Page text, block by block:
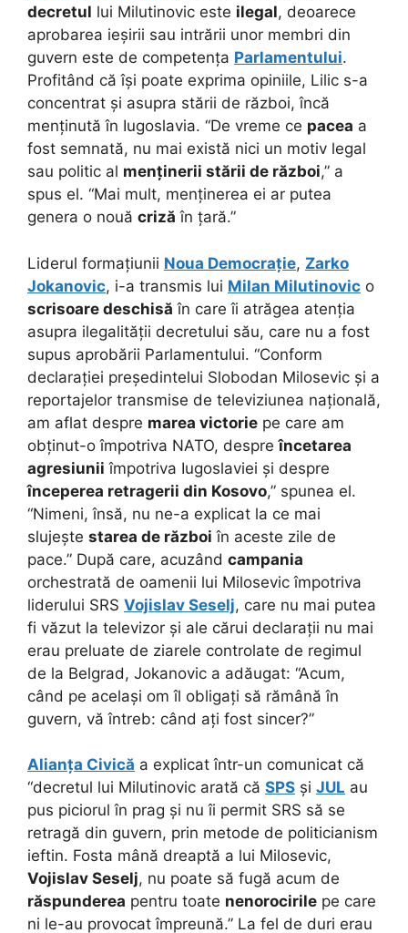
decretul lui Milutinovic este ilegal, deoarece
aprobarea ieșirii sau intrării unor membri din
guvern este de competența Parlamentului.
Profitând că își poate exprima opiniile, Lilic s-a
concentrat și asupra stării de război, încă
menținută în Iugoslavia. “De vreme ce pacea a
fost semnată, nu mai există nici un motiv legal
sau politic al menținerii stării de război,” a
spus el. “Mai mult, menținerea ei ar putea
genera o nouă criză în țară.”
Liderul formațiunii Noua Democrație, Zarko
Jokanovic, i-a transmis lui Milan Milutinovic o
scrisoare deschisă în care îi atrăgea atenția
asupra ilegalității decretului său, care nu a fost
supus aprobării Parlamentului. “Conform
declarației președintelui Slobodan Milosevic și a
reportajelor transmise de televiziunea națională,
am aflat despre marea victorie pe care am
obținut-o împotriva NATO, despreîncetarea
agresiunii împotriva Iugoslaviei și despre
începerea retragerii din Kosovo,” spunea el.
“Nimeni, însă, nu ne-a explicat la ce mai
slujește starea de război în aceste zile de
pace.” După care, acuzând campania
orchestrată de oamenii lui Milosevic împotriva
liderului SRS Vojislav Seselj, care nu mai putea
fi văzut la televizor și ale cărui declarații nu mai
erau preluate de ziarele controlate de regimul
de la Belgrad, Jokanovic a adăugat: “Acum,
când pe același om îl obligați să rămână în
guvern, vă întreb: când ați fost sincer?”
Alianța Civică a explicat într-un comunicat că
“decretul lui Milutinovic arată că SPS și JUL au
pus piciorul în prag și nu îi permit SRS să se
retragă din guvern, prin metode de politicianism
ieftin. Fosta mână dreaptă a lui Milosevic,
Vojislav Seselj, nu poate să fugă acum de
răspunderea pentru toate nenorocirile pe care
ni le-au provocat împreună.” La fel de duri erau